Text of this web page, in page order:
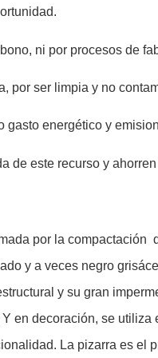
ni por procesos de
por ser limpia y no
energético y
de este recurso y
por la
y a veces negro
y su gran
en decoración, se
La pizarra es el